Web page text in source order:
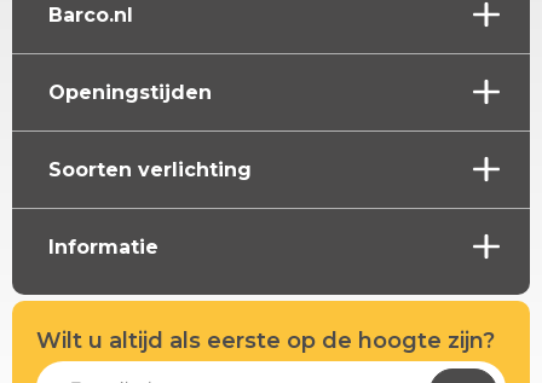
Barco.nl
Openingstijden
Soorten verlichting
Informatie
Wilt u altijd als eerste op de hoogte zijn?